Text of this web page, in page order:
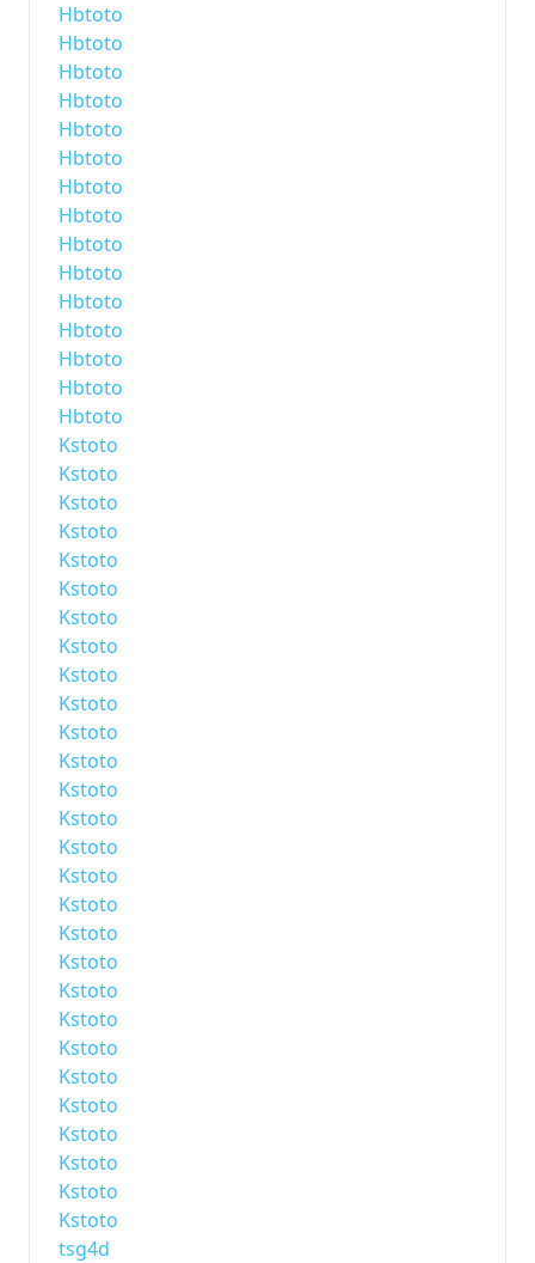
Hbtoto
Hbtoto
Hbtoto
Hbtoto
Hbtoto
Hbtoto
Hbtoto
Hbtoto
Hbtoto
Hbtoto
Hbtoto
Hbtoto
Hbtoto
Hbtoto
Hbtoto
Kstoto
Kstoto
Kstoto
Kstoto
Kstoto
Kstoto
Kstoto
Kstoto
Kstoto
Kstoto
Kstoto
Kstoto
Kstoto
Kstoto
Kstoto
Kstoto
Kstoto
Kstoto
Kstoto
Kstoto
Kstoto
Kstoto
Kstoto
Kstoto
Kstoto
Kstoto
Kstoto
Kstoto
tsg4d